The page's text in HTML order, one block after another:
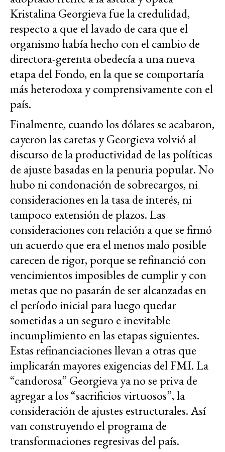
Kristalina Georgieva fue la credulidad,
respecto a que el lavado de cara que el
organismo había hecho con el cambio de
directora-gerenta obedecía a una nueva
etapa del Fondo, en la que se comportaría
más heterodoxa y comprensivamente con el
país.
Finalmente, cuando los dólares se acabaron,
cayeron las caretas y Georgieva volvió al
discurso de la productividad de las políticas
de ajuste basadas en la penuria popular. No
hubo ni condonación de sobrecargos, ni
consideraciones en la tasa de interés, ni
tampoco extensión de plazos. Las
consideraciones con relación a que se firmó
un acuerdo que era el menos malo posible
carecen de rigor, porque se refinanció con
vencimientos imposibles de cumplir y con
metas que no pasarán de ser alcanzadas en
el período inicial para luego quedar
sometidas a un seguro e inevitable
incumplimiento en las etapas siguientes.
Estas refinanciaciones llevan a otras que
implicarán mayores exigencias del FMI. La
“candorosa” Georgieva ya no se priva de
agregar a los “sacrificios virtuosos”, la
consideración de ajustes estructurales. Así
van construyendo el programa de
transformaciones regresivas del país.